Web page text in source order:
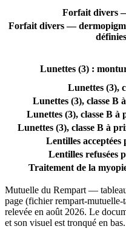
Forfait divers
Forfait divers —
Lunettes (3) :
Lunettes (3),
Lunettes (3), classe
Lunettes (3), classe B
Lunettes (3), classe B à
Lentilles
Lentilles refusées
Traitement de la
Mutuelle du Rempart —
page (fichier rempart-
relevée en août 2026. Le
et son visuel est tronqué en bas.